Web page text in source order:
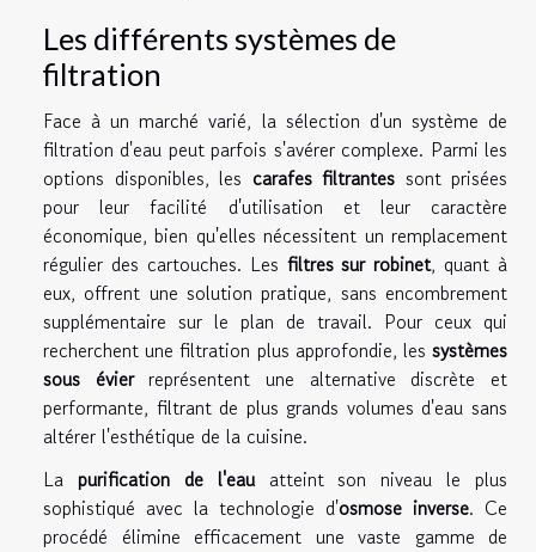
Les différents systèmes de
filtration
Face à un marché varié, la sélection d'un système de
filtration d'eau peut parfois s'avérer complexe. Parmi les
options disponibles, les carafes filtrantes sont prisées
pour leur facilité d'utilisation et leur caractère
économique, bien qu'elles nécessitent un remplacement
régulier des cartouches. Les filtres sur robinet, quant à
eux, offrent une solution pratique, sans encombrement
supplémentaire sur le plan de travail. Pour ceux qui
recherchent une filtration plus approfondie, les systèmes
sous évierreprésentent une alternative discrète et
performante, filtrant de plus grands volumes d'eau sans
altérer l'esthétique de la cuisine.
La purification de l'eauatteint son niveau le plus
sophistiqué avec la technologie d'osmose inverse. Ce
procédé élimine efficacement une vaste gamme de